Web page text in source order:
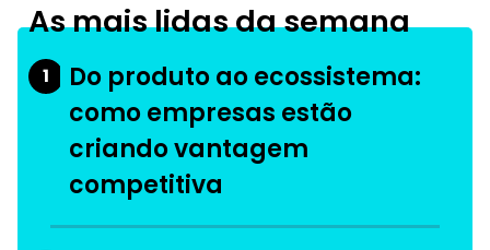
As mais lidas da semana
1
Do produto ao ecossistema:
como empresas estão
criando vantagem
competitiva